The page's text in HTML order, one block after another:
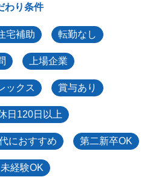
わり条件
宅補助 転勤なし
上場企業
ックス 賞与あり
日120日以上
におすすめ 第二新卒OK
経験OK